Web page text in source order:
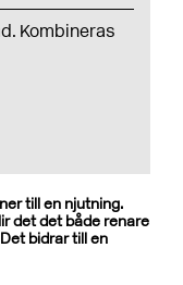
Kombineras
till en njutning.
det det både renare
bidrar till en